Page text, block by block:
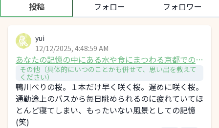
投稿 フォロー フォロワー
yui
12/12/2025, 4:48:59 AM
あなたの記憶の中にある水や食にまつわる京都での思
い出、景色は？
その他（具体的にいつのことかも併せて、思い出を教えて
ください）
鴨川べりの桜。１本だけ早く咲く桜。遅めに咲く桜。
通勤途上のバスから毎日眺められるのに疲れていてほ
とんど寝てしまい、もったいない風景としての記憶
(笑)